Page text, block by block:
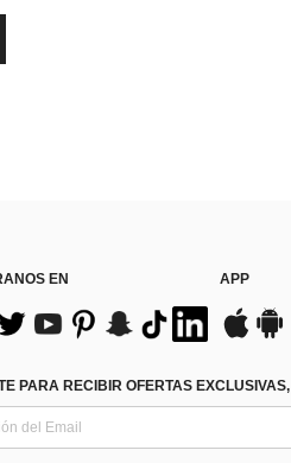
EN APP
PARA RECIBIR OFERTAS